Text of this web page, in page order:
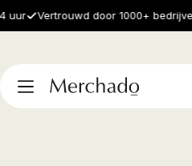
Vertrouwd door 1000+ bedrijven5.0